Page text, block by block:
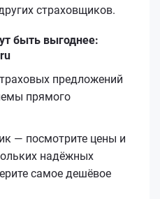
страховщиков.
быть выгоднее:
предложений
прямого
— посмотрите цены и
надёжных
самое дешёвое